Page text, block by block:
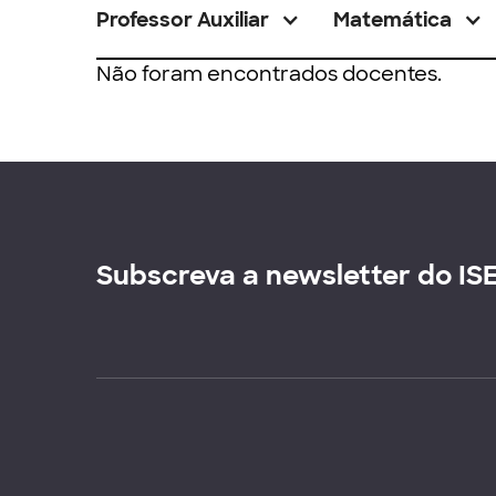
Professor Auxiliar Matemática
Não foram encontrados docentes.
Subscreva a newsletter do